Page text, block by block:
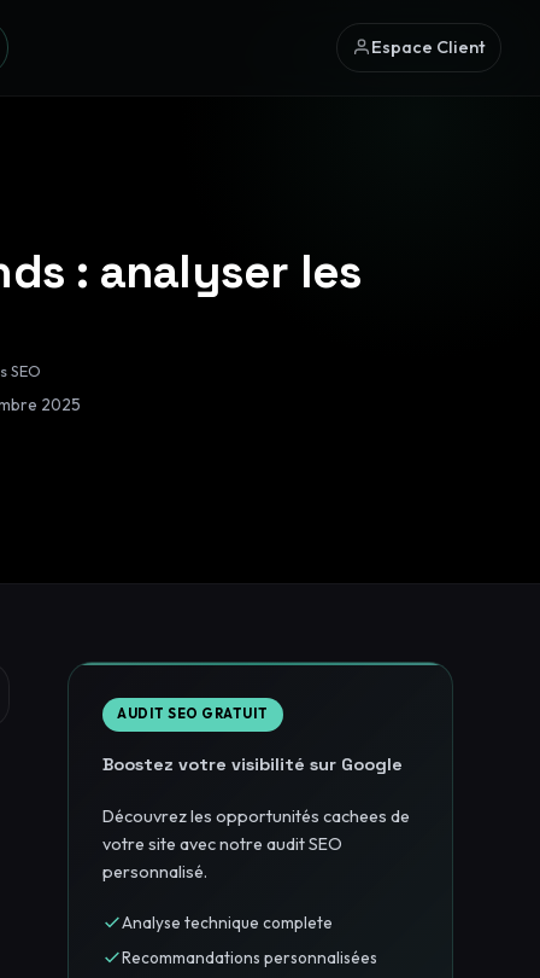
Espace Client
: analyser les
SEO
2025
AUDIT SEO GRATUIT
Boostez votre visibilité sur Google
Découvrez les opportunités cachees de
votre site avec notre audit SEO
personnalisé.
Analyse technique complete
Recommandations personnalisées